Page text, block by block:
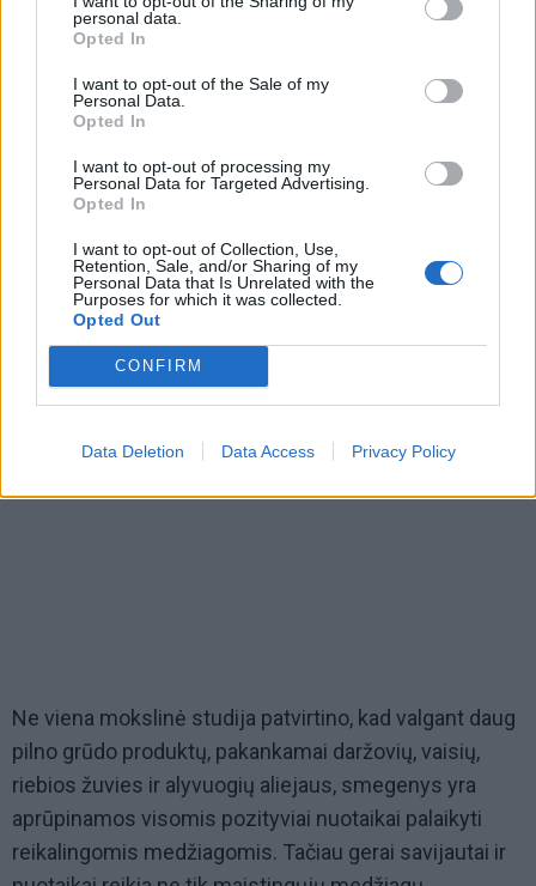
personal data.
Opted In
I want to opt-out of the Sale of my
Personal Data.
Opted In
I want to opt-out of processing my
Personal Data for Targeted Advertising.
Opted In
I want to opt-out of Collection, Use,
Retention, Sale, and/or Sharing of my
Personal Data that Is Unrelated with the
Purposes for which it was collected.
Opted Out
CONFIRM
Data Deletion Data Access Privacy Policy
„Aš pats kiekvieną dieną valgau saldumynus. Dabar
visi pagalvos, kad aš, dietologas, suvalgau visą plytelę
šokolado iš karto – taip nėra. Turiu tokį ritualą:
gabaliuką šokolado arba gabalėlį pyragaičio, tačiau
išties nedidelį. Stengiuosi tuo pasimėgauti, neįmetu į
burną, nežiūriu kažkur, kaip tik atkreipiu dėmesį į tą
procesą ir gaudau kiekvieną skonio natelę“, - atskleidė
dietologas E. Grišinas.
Ne viena mokslinė studija patvirtino, kad valgant daug
pilno grūdo produktų, pakankamai daržovių, vaisių,
riebios žuvies ir alyvuogių aliejaus, smegenys yra
aprūpinamos visomis pozityviai nuotaikai palaikyti
reikalingomis medžiagomis. Tačiau gerai savijautai ir